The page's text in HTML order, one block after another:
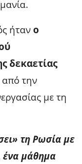
ήτανο
δεκαετίας
από την
με τη
τη Ρωσία με
ένα μάθημα